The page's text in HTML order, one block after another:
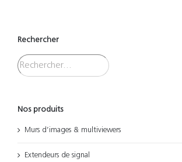
Rechercher
Nos produits
Murs d’images & multiviewers
Extendeurs de signal